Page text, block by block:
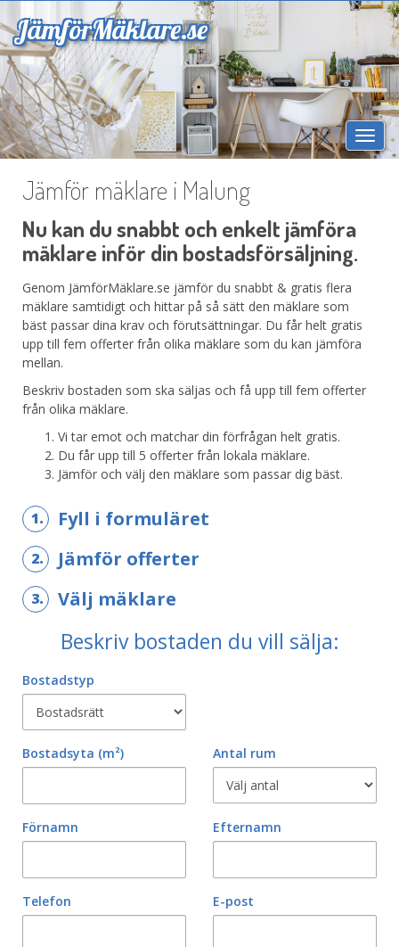
JämförMäklare.se
Jämför mäklare i Malung
Nu kan du snabbt och enkelt jämföra
mäklare inför din bostadsförsäljning.
Genom JämförMäklare.se jämför du snabbt & gratis flera
mäklare samtidigt och hittar på så sätt den mäklare som
bäst passar dina krav och förutsättningar. Du får helt gratis
upp till fem offerter från olika mäklare som du kan jämföra
mellan.
Beskriv bostaden som ska säljas och få upp till fem offerter
från olika mäklare.
Vi tar emot och matchar din förfrågan helt gratis.
Du får upp till 5 offerter från lokala mäklare.
Jämför och välj den mäklare som passar dig bäst.
1. Fyll i formuläret
2. Jämför offerter
3. Välj mäklare
Beskriv bostaden du vill sälja:
Bostadstyp
Bostadsyta (m²) Antal rum
Förnamn Efternamn
Telefon E-post